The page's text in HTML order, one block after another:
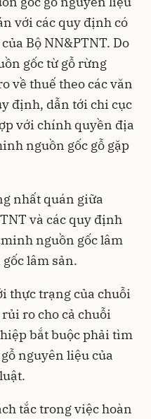
với các quy định có
Bộ NN&PTNT. Do
gốc từ gỗ rừng
về thuế theo các văn
định, dẫn tới chi cục
với chính quyền địa
nguồn gốc gỗ gặp
nhất quán giữa
và các quy định
nguồn gốc lâm
lâm sản.
thực trạng của chuỗi
ro cho cả chuỗi
bắt buộc phải tìm
nguyên liệu của
tắc trong việc hoàn